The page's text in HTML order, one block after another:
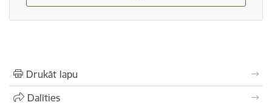
Drukāt lapu
Dalīties